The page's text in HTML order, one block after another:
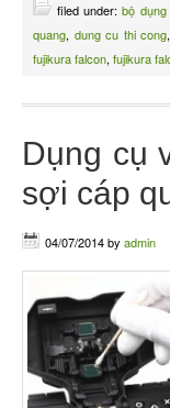
filed under:bộ
quang, dung cu thi cong,
fujikura falcon, fujikura
Dụng cụ
sợi cáp
04/07/2014by admin